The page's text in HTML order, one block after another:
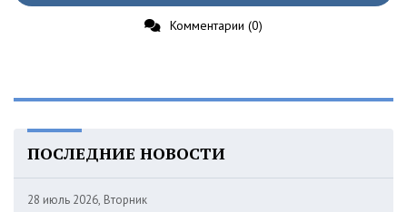
Комментарии (0)
ПОСЛЕДНИЕ НОВОСТИ
28 июль 2026, Вторник